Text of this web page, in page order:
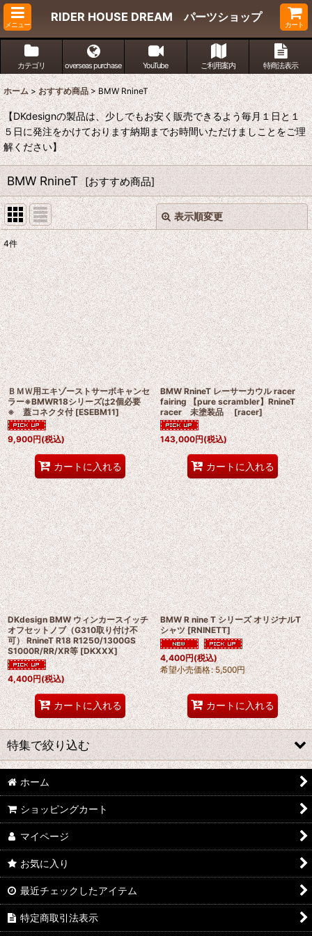
メニュー
RIDER HOUSE DREAM パーツショップ
カート
カテゴリ overseas purchase YouTube ご利用案内 特商法表示
ホーム > おすすめ商品 > BMW RnineT
【DKdesignの製品は、少しでもお安く販売できるよう毎月１日と１
５日に発注をかけております納期までお時間いただけましことをご理
解ください】
BMW RnineT [おすすめ商品]
表示順変更
表示数:
並び順:
絞り込む
閉じる
4件
ＢＭＷ用エキゾーストサーボキャンセ
ラー※BMWR18シリーズは2個必要
※ 蓋コネクタ付 [ESEBM11]
9,900円(税込)
カートに入れる
BMW RnineT レーサーカウル racer
fairing 【pure scrambler】RnineT
racer 未塗装品 [racer]
143,000円(税込)
カートに入れる
DKdesign BMW ウィンカースイッチ
オフセットノブ（G310取り付け不
可） RnineT R18 R1250/1300GS
S1000R/RR/XR等 [DKXXX]
4,400円(税込)
カートに入れる
BMW R nine T シリーズ オリジナルT
シャツ [RNINETT]
4,400円(税込)
希望小売価格: 5,500円
カートに入れる
特集で絞り込む
BMW R18
BMW RnineT
BMW R12シリーズ 2024-
BMW MOTORRAD ALL MODEL
ハンターカブ
ホーム
ショッピングカート
マイページ
お気に入り
最近チェックしたアイテム
特定商取引法表示